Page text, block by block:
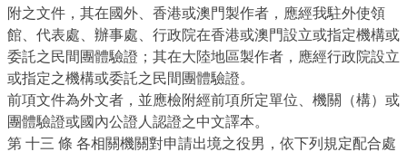
附之文件，其在國外、香港或澳門製作者，應經我駐外使領
館、代表處、辦事處、行政院在香港或澳門設立或指定機構或
委託之民間團體驗證；其在大陸地區製作者，應經行政院設立
或指定之機構或委託之民間團體驗證。
前項文件為外文者，並應檢附經前項所定單位、機關（構）或
團體驗證或國內公證人認證之中文譯本。
第 十三 條 各相關機關對申請出境之役男，依下列規定配合處